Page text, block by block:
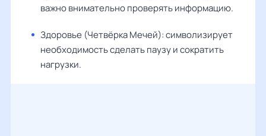
важно внимательно проверять информацию.
Здоровье (Четвёрка Мечей): символизирует
необходимость сделать паузу и сократить
нагрузки.